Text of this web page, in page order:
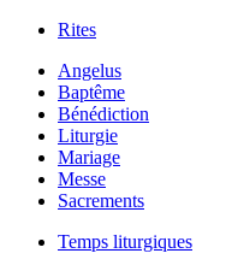
Rites
Angelus
Baptême
Bénédiction
Liturgie
Mariage
Messe
Sacrements
Temps liturgiques